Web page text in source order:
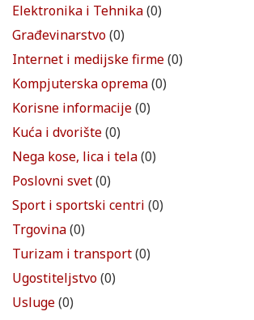
Elektronika i Tehnika(0)
Građevinarstvo(0)
Internet i medijske firme(0)
Kompjuterska oprema(0)
Korisne informacije(0)
Kuća i dvorište(0)
Nega kose, lica i tela(0)
Poslovni svet(0)
Sport i sportski centri (0)
Trgovina(0)
Turizam i transport(0)
Ugostiteljstvo(0)
Usluge(0)